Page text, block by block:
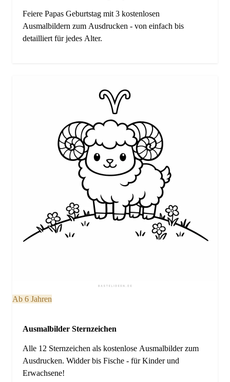
Feiere Papas Geburtstag mit 3 kostenlosen
Ausmalbildern zum Ausdrucken - von einfach bis
detailliert für jedes Alter.
Ab 6 Jahren
Ausmalbilder Sternzeichen
Alle 12 Sternzeichen als kostenlose Ausmalbilder zum
Ausdrucken. Widder bis Fische - für Kinder und
Erwachsene!